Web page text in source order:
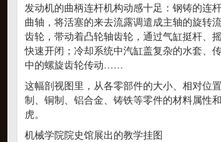
发动机的曲柄连杆机构动感十足：钢铸的连
曲轴，将活塞的来去流露调遣成主轴的旋转
齿轮，带动着凸轮轴齿轮，通过气缸挺杆、
快速开闭；冷却系统中汽缸盖复杂的水套、
中的螺旋齿轮传动……
这幅剖视图里，从各零部件的大小、相对位
制、铜制、铝合金、铸铁等零件的材料属性
虎。
机械学院院史馆展出的教学挂图